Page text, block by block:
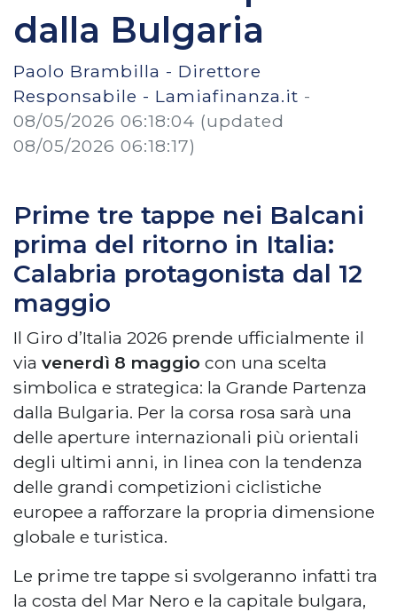
dalla Bulgaria
Paolo Brambilla - Direttore
Responsabile - Lamiafinanza.it -
08/05/2026 06:18:04 (updated
08/05/2026 06:18:17)
Prime tre tappe nei Balcani
prima del ritorno in Italia:
Calabria protagonista dal 12
maggio
Il Giro d’Italia 2026 prende ufficialmente il
via venerdì 8 maggio con una scelta
simbolica e strategica: la Grande Partenza
dalla Bulgaria. Per la corsa rosa sarà una
delle aperture internazionali più orientali
degli ultimi anni, in linea con la tendenza
delle grandi competizioni ciclistiche
europee a rafforzare la propria dimensione
globale e turistica.
Le prime tre tappe si svolgeranno infatti tra
la costa del Mar Nero e la capitale bulgara,